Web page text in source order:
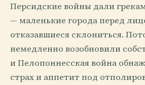
Персидские войны дали
— маленькие города перед
отказавшиеся склониться.
немедленно возобновили
и Пелопоннесская война
страх и аппетит под